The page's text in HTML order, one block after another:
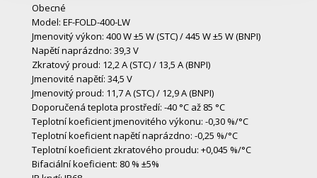
Obecné
Model: EF-FOLD-400-LW
Jmenovitý výkon: 400 W ±5 W (STC) / 445 W ±5 W (BNPI)
Napětí naprázdno: 39,3 V
Zkratový proud: 12,2 A (STC) / 13,5 A (BNPI)
Jmenovité napětí: 34,5 V
Jmenovitý proud: 11,7 A (STC) / 12,9 A (BNPI)
Doporučená teplota prostředí: -40 °C až 85 °C
Teplotní koeficient jmenovitého výkonu: -0,30 %/°C
Teplotní koeficient napětí naprázdno: -0,25 %/°C
Teplotní koeficient zkratového proudu: +0,045 %/°C
Bifaciální koeficient: 80 % ±5%